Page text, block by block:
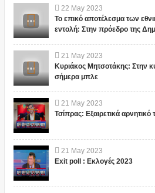
22 May 2023
Το επικό αποτέλεσμα των
εντολή: Στην πρόεδρο της
21 May 2023
Κυριάκος Μητσοτάκης: Στην
σήμερα μπλε
21 May 2023
Τσίπρας: Εξαιρετικά
21 May 2023
Exit poll : Εκλογές 2023